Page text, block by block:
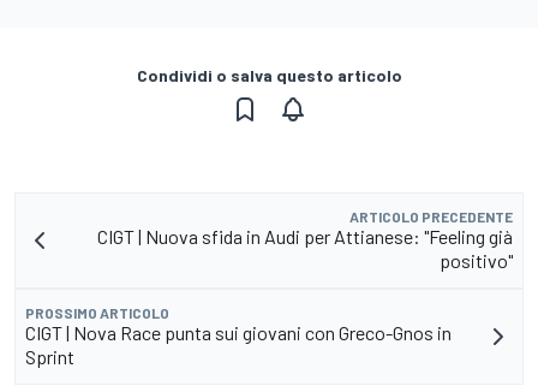
Condividi o salva questo articolo
ARTICOLO PRECEDENTE
CIGT | Nuova sfida in Audi per Attianese: "Feeling già
positivo"
PROSSIMO ARTICOLO
CIGT | Nova Race punta sui giovani con Greco-Gnos in
Sprint